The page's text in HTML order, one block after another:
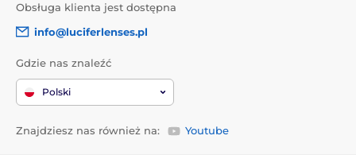
Obsługa klienta jest dostępna
info@luciferlenses.pl
Gdzie nas znaleźć
Polski
Znajdziesz nas również na: Youtube